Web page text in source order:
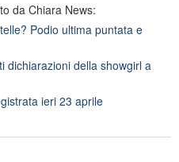
da Chiara News:
Podio ultima puntata e
dichiarazioni della showgirl a
ieri 23 aprile